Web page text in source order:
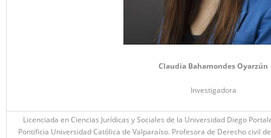
Claudia Bahamondes Oyarzún
Investigadora
Licenciada en Ciencias Jurídicas y Sociales de la Universidad Diego
Pontificia Universidad Católica de Valparaíso. Profesora de Derecho civil